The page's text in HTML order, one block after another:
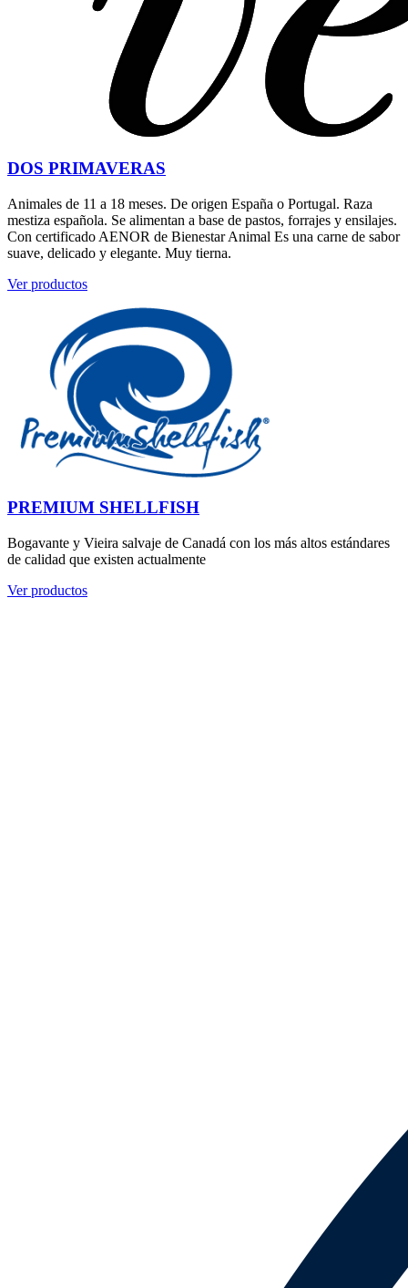
DOS PRIMAVERAS
Animales de 11 a 18 meses. De origen España o Portugal. Raza
mestiza española. Se alimentan a base de pastos, forrajes y ensilajes.
Con certificado AENOR de Bienestar Animal Es una carne de sabor
suave, delicado y elegante. Muy tierna.
Ver productos
PREMIUM SHELLFISH
Bogavante y Vieira salvaje de Canadá con los más altos estándares
de calidad que existen actualmente
Ver productos